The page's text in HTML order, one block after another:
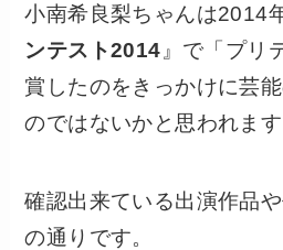
小南希良梨ちゃんは2014
ンテスト2014 』で「プリ
賞したのをきっかけに芸
のではないかと思われます
確認出来ている出演作品
の通りです。